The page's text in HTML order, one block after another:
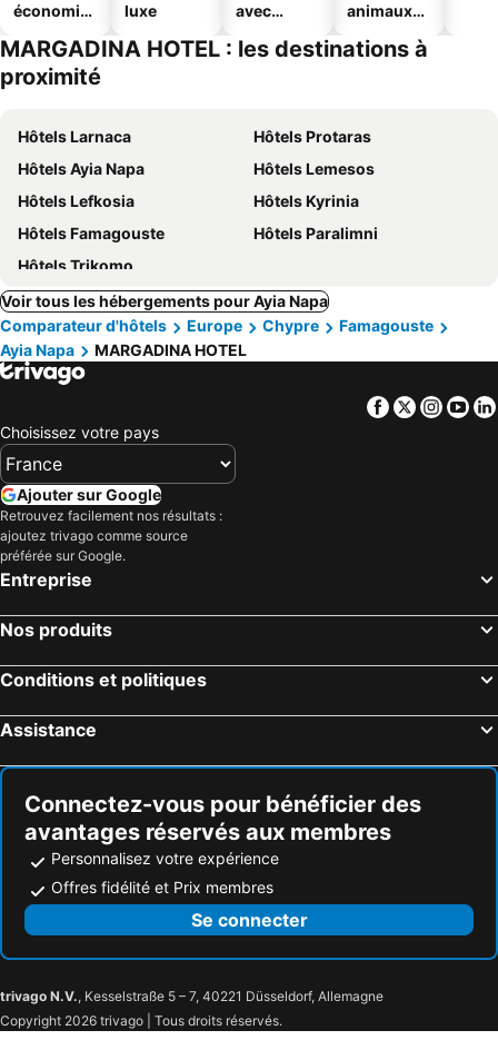
économiq
luxe
avec
animaux
MARGADINA HOTEL : les destinations à
proximité
Hôtels Larnaca
Hôtels Protaras
Hôtels Ayia Napa
Hôtels Lemesos
Hôtels Lefkosia
Hôtels Kyrinia
Hôtels Famagouste
Hôtels Paralimni
Hôtels Trikomo
Voir tous les hébergements pour Ayia Napa
Comparateur d'hôtels
Europe Chypre
Famagouste
Ayia Napa
MARGADINA HOTEL
Facebook
Twitter
Choisissez votre pays
Ajouter sur Google
Retrouvez facilement nos résultats :
ajoutez trivago comme source
préférée sur Google.
Entreprise
Nos produits
Conditions et politiques
Assistance
Connectez-vous pour bénéficier des
avantages réservés aux membres
Personnalisez votre expérience
Offres fidélité et Prix membres
Se connecter
trivago N.V., Kesselstraße 5 – 7, 40221 Düsseldorf, Allemagne
Copyright 2026 trivago | Tous droits réservés.